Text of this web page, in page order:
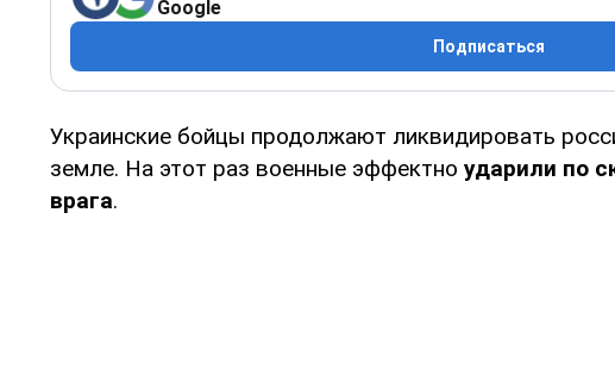
Google
Подписаться
Украинские бойцы продолжают ликвидировать
земле. На этот раз военные эффектно ударили по
врага.